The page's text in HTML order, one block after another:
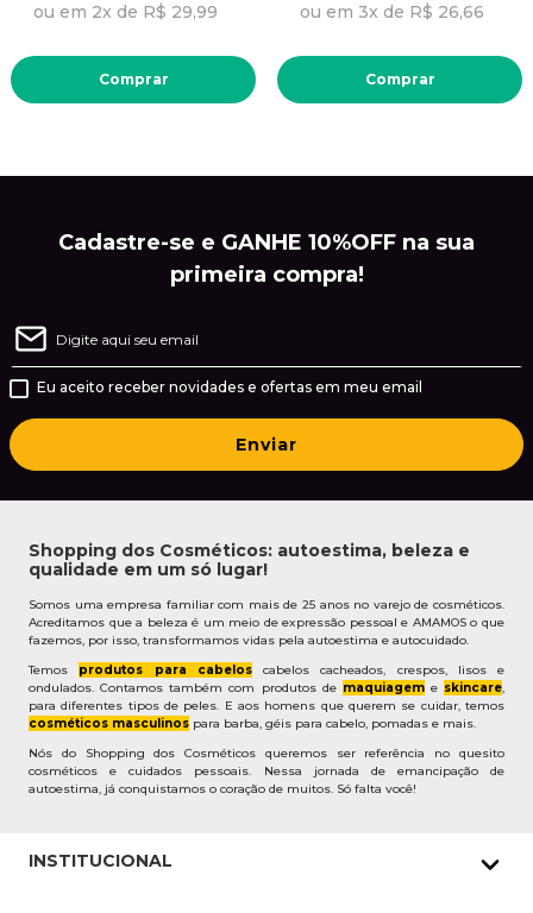
ou em 2x de R$ 29,99
Comprar
ou em 3x de R$ 26,66
Comprar
Cadastre-se e GANHE 10%OFF na sua
primeira compra!
Eu aceito receber novidades e ofertas em meu email
Enviar
Shopping dos Cosméticos: autoestima, beleza e
qualidade em um só lugar!
Somos uma empresa familiar com mais de 25 anos no varejo de cosméticos.
Acreditamos que a beleza é um meio de expressão pessoal e AMAMOS o que
fazemos, por isso, transformamos vidas pela autoestima e autocuidado.
Temos produtos para cabeloscabelos cacheados, crespos, lisos e
ondulados. Contamos também com produtos de maquiageme skincare,
para diferentes tipos de peles. E aos homens que querem se cuidar, temos
cosméticos masculinos para barba, géis para cabelo, pomadas e mais.
Nós do Shopping dos Cosméticos queremos ser referência no quesito
cosméticos e cuidados pessoais. Nessa jornada de emancipação de
autoestima, já conquistamos o coração de muitos. Só falta você!
INSTITUCIONAL